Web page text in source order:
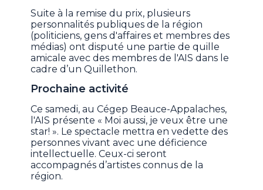
Suite à la remise du prix, plusieurs
personnalités publiques de la région
(politiciens, gens d'affaires et membres des
médias) ont disputé une partie de quille
amicale avec des membres de l'AIS dans le
cadre d’un Quillethon.
Prochaine activité
Ce samedi, au Cégep Beauce-Appalaches,
l'AIS présente « Moi aussi, je veux être une
star! ». Le spectacle mettra en vedette des
personnes vivant avec une déficience
intellectuelle. Ceux-ci seront
accompagnés d’artistes connus de la
région.